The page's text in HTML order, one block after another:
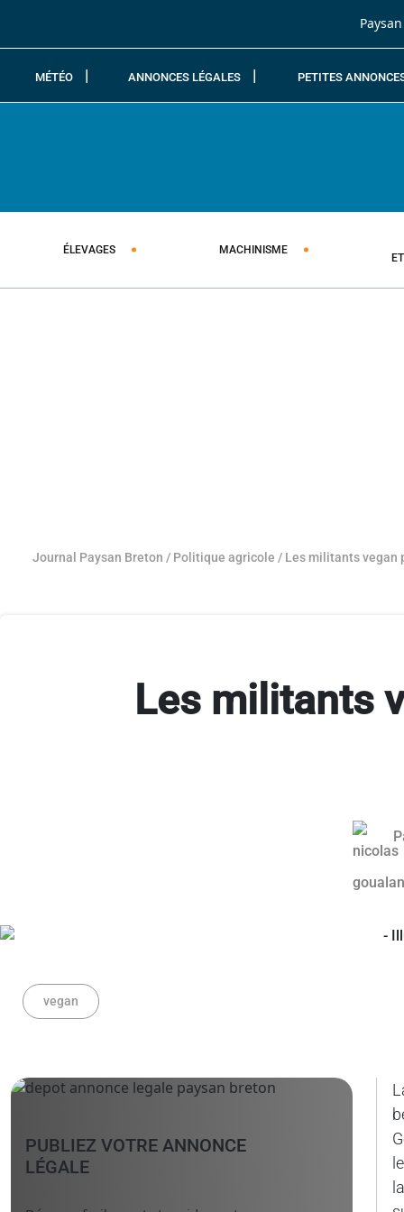
MÉTÉO ANNONCES LÉGALES PETITES
ÉLEVAGES MACHINISME
Journal Paysan Breton / Politique agricole / Les militants vegan
Les militants
vegan
PUBLIEZ VOTRE ANNONCE
LÉGALE